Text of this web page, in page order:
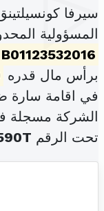
سيرفا
المسؤولية
B01123532016
برأس مال قدره
في اقامة سارة
الشركة مسجلة
تحت الرقم